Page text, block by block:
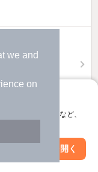
we and
on
屋探し
お気に入り保存など、
アプリを開く
部屋を見る
絞り込み条件を変更